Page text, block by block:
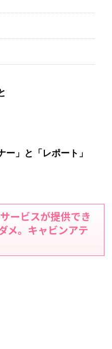
」と「レポート」
ービスが提供でき
メ。キャビンアテ